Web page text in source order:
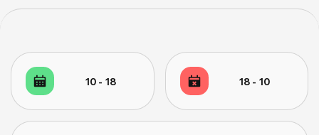
10 - 18 18 - 10